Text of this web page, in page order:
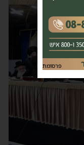
פרסומת